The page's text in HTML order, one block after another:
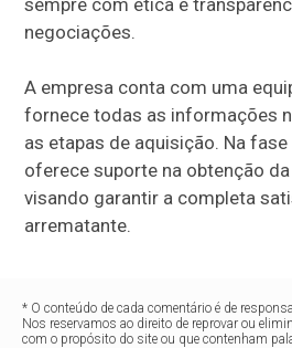
sempre com ética e
negociações.
A empresa conta com uma
fornece todas as informações
as etapas de aquisição. Na
oferece suporte na obtenção
visando garantir a completa
arrematante.
* O conteúdo de cada comentário é de
Nos reservamos ao direito de reprovar ou
com o propósito do site ou que contenham